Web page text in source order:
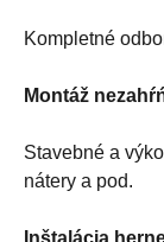
Kompletné
Montáž
Stavebné a
nátery a pod.